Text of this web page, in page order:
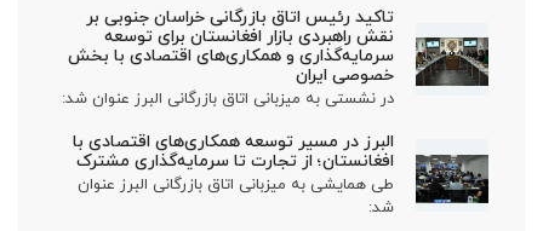
تاکید رئیس اتاق بازرگانی خراسان جنوبی بر
نقش راهبردی بازار افغانستان برای توسعه
سرمایه‌گذاری و همکاری‌های اقتصادی با بخش
خصوصی ایران
در نشستی به میزبانی اتاق بازرگانی البرز عنوان شد:
البرز در مسیر توسعه همکاری‌های اقتصادی با
افغانستان؛ از تجارت تا سرمایه‌گذاری مشترک
طی همایشی به میزبانی اتاق بازرگانی البرز عنوان
شد: